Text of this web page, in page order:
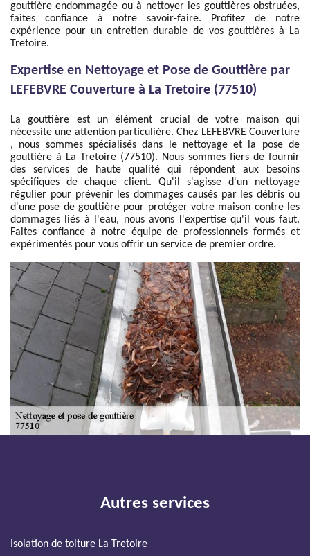
gouttière endommagée ou à nettoyer les gouttières obstruées,
faites confiance à notre savoir-faire. Profitez de notre
expérience pour un entretien durable de vos gouttières à La
Tretoire.
Expertise en Nettoyage et Pose de Gouttière par
LEFEBVRE Couverture à La Tretoire (77510)
La gouttière est un élément crucial de votre maison qui
nécessite une attention particulière. Chez LEFEBVRE Couverture
, nous sommes spécialisés dans le nettoyage et la pose de
gouttière à La Tretoire (77510). Nous sommes fiers de fournir
des services de haute qualité qui répondent aux besoins
spécifiques de chaque client. Qu'il s'agisse d'un nettoyage
régulier pour prévenir les dommages causés par les débris ou
d'une pose de gouttière pour protéger votre maison contre les
dommages liés à l'eau, nous avons l'expertise qu'il vous faut.
Faites confiance à notre équipe de professionnels formés et
expérimentés pour vous offrir un service de premier ordre.
Autres services
Isolation de toiture La Tretoire